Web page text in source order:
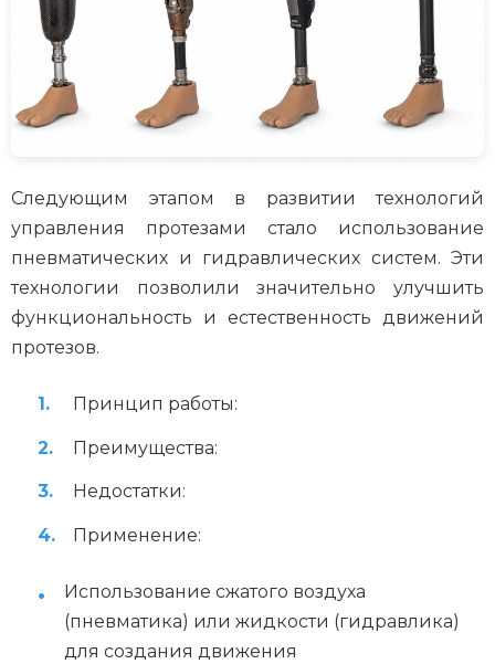
Следующим этапом в развитии технологий
управления протезами стало использование
пневматических и гидравлических систем. Эти
технологии позволили значительно улучшить
функциональность и естественность движений
протезов.
Принцип работы:
Преимущества:
Недостатки:
Применение:
Использование сжатого воздуха
(пневматика) или жидкости (гидравлика)
для создания движения